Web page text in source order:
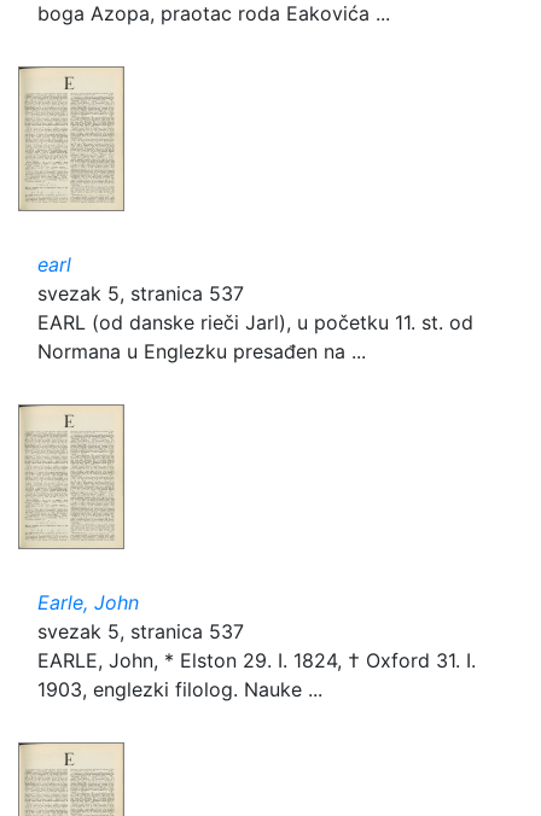
boga Azopa, praotac roda Eakovića ...
earl
svezak 5, stranica 537
EARL (od danske rieči Jarl), u početku 11. st. od
Normana u Englezku presađen na ...
Earle, John
svezak 5, stranica 537
EARLE, John, * Elston 29. I. 1824, † Oxford 31. I.
1903, englezki filolog. Nauke ...